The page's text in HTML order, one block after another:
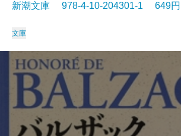
新潮文庫 978-4-10-204301-1 649
文庫